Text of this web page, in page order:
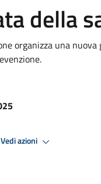
della
organizza una
Vedi azioni